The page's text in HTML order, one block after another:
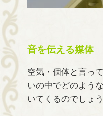
音を伝える媒体
空気・個体と言っ
いの中でどのよう
いてくるのでしょう